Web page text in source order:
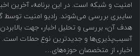
امنیت و شبکه است. در این برنامه، آخرین
سایبری بررسی می‌شوند. رادیو امنیت توسط
هدف آن، بررسی و تحلیل اخبار، جهت
آسیب‌پذیری‌ها و جدیدترین نوع حملات است.
اخبار، از متخصصان حوزه‌های…